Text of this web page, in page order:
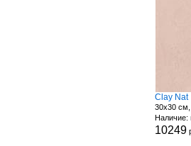
Clay Nat
30x30
Наличие:
10249